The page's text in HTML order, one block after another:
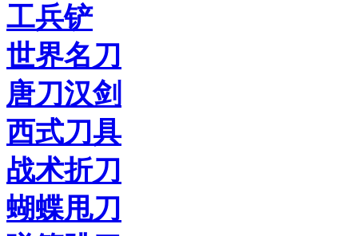
工兵铲
世界名刀
唐刀汉剑
西式刀具
战术折刀
蝴蝶甩刀